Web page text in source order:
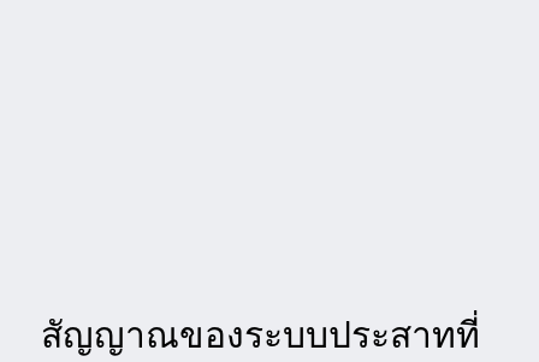
สัญญาณของระบบประสาทที่